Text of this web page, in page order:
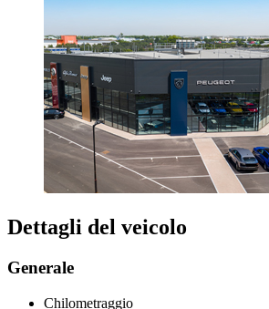
Dettagli del veicolo
Generale
Chilometraggio